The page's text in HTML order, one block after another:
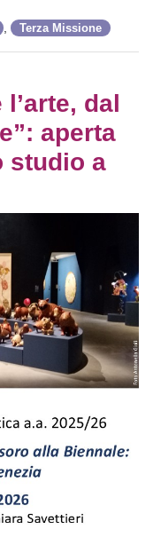
Terza Missione
dal
aperta
studio a